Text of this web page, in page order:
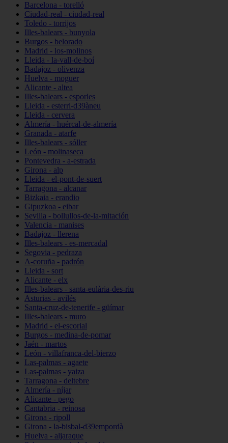
Barcelona - torelló
Ciudad-real - ciudad-real
Toledo - torrijos
Illes-balears - bunyola
Burgos - belorado
Madrid - los-molinos
Lleida - la-vall-de-boí
Badajoz - olivenza
Huelva - moguer
Alicante - altea
Illes-balears - esporles
Lleida - esterri-d39àneu
Lleida - cervera
Almería - huércal-de-almería
Granada - atarfe
Illes-balears - sóller
León - molinaseca
Pontevedra - a-estrada
Girona - alp
Lleida - el-pont-de-suert
Tarragona - alcanar
Bizkaia - erandio
Gipuzkoa - eibar
Sevilla - bollullos-de-la-mitación
Valencia - manises
Badajoz - llerena
Illes-balears - es-mercadal
Segovia - pedraza
A-coruña - padrón
Lleida - sort
Alicante - elx
Illes-balears - santa-eulària-des-riu
Asturias - avilés
Santa-cruz-de-tenerife - güímar
Illes-balears - muro
Madrid - el-escorial
Burgos - medina-de-pomar
Jaén - martos
León - villafranca-del-bierzo
Las-palmas - agaete
Las-palmas - yaiza
Tarragona - deltebre
Almería - níjar
Alicante - pego
Cantabria - reinosa
Girona - ripoll
Girona - la-bisbal-d39empordà
Huelva - aljaraque